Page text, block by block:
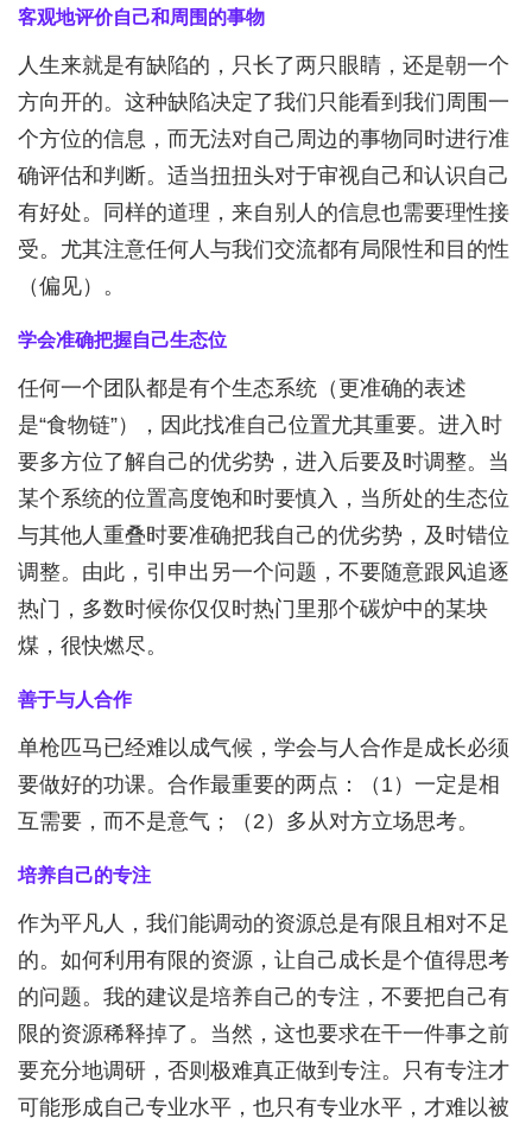
客观地评价自己和周围的事物
人生来就是有缺陷的，只长了两只眼睛，还是朝一个
方向开的。这种缺陷决定了我们只能看到我们周围一
个方位的信息，而无法对自己周边的事物同时进行准
确评估和判断。适当扭扭头对于审视自己和认识自己
有好处。同样的道理，来自别人的信息也需要理性接
受。尤其注意任何人与我们交流都有局限性和目的性
（偏见）。
学会准确把握自己生态位
任何一个团队都是有个生态系统（更准确的表述
是“食物链”），因此找准自己位置尤其重要。进入时
要多方位了解自己的优劣势，进入后要及时调整。当
某个系统的位置高度饱和时要慎入，当所处的生态位
与其他人重叠时要准确把我自己的优劣势，及时错位
调整。由此，引申出另一个问题，不要随意跟风追逐
热门，多数时候你仅仅时热门里那个碳炉中的某块
煤，很快燃尽。
善于与人合作
单枪匹马已经难以成气候，学会与人合作是成长必须
要做好的功课。合作最重要的两点：（1）一定是相
互需要，而不是意气；（2）多从对方立场思考。
培养自己的专注
作为平凡人，我们能调动的资源总是有限且相对不足
的。如何利用有限的资源，让自己成长是个值得思考
的问题。我的建议是培养自己的专注，不要把自己有
限的资源稀释掉了。当然，这也要求在干一件事之前
要充分地调研，否则极难真正做到专注。只有专注才
可能形成自己专业水平，也只有专业水平，才难以被